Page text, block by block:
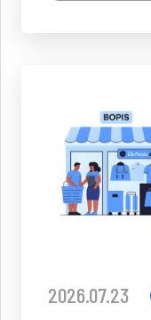
2026.07.23